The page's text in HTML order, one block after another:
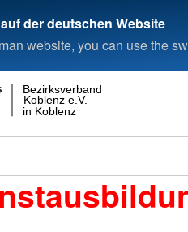
der deutschen Website
website, you can use the
in Koblenz
Koblenz e.V.
Bezirksverband